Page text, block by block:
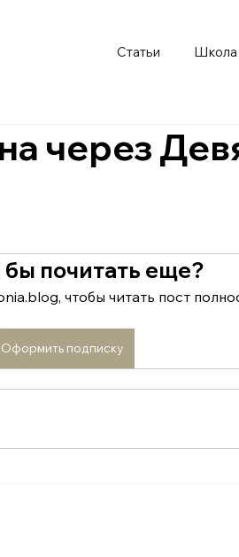
Статьи Школа
через
бы почитать еще?
чтобы читать пост
Оформить подписку